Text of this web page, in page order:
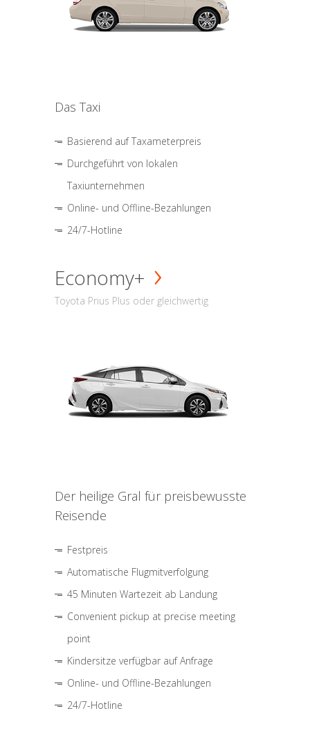
Das Taxi
Basierend auf Taxameterpreis
Durchgeführt von lokalen
Taxiunternehmen
Online- und Offline-Bezahlungen
24/7-Hotline
Economy+
Toyota Prius Plus oder gleichwertig
Der heilige Gral für preisbewusste
Reisende
Festpreis
Automatische Flugmitverfolgung
45 Minuten Wartezeit ab Landung
Convenient pickup at precise meeting
point
Kindersitze verfügbar auf Anfrage
Online- und Offline-Bezahlungen
24/7-Hotline